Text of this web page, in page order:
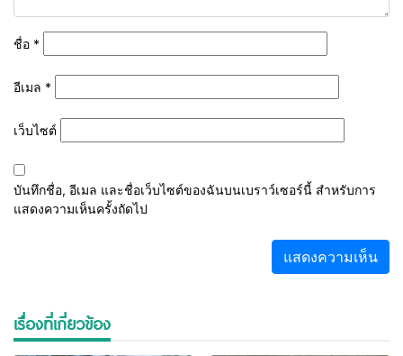
ชื่อ *
อีเมล *
เว็บไซต์
บันทึกชื่อ, อีเมล และชื่อเว็บไซต์ของฉันบนเบราว์เซอร์นี้ สำหรับการ
แสดงความเห็นครั้งถัดไป
เรื่องที่เกี่ยวข้อง